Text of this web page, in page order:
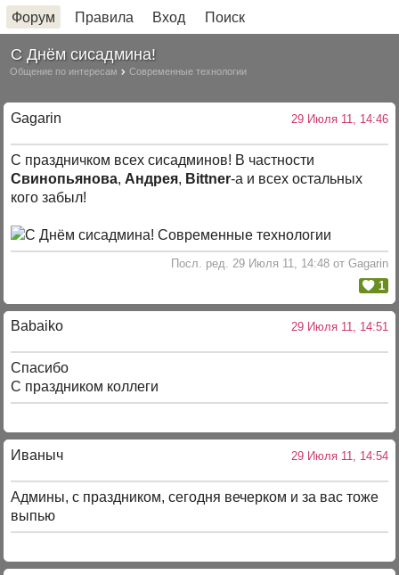
Форум Правила Вход Поиск
С Днём сисадмина!
Общение по интересам Современные технологии
Gagarin 29 Июля 11, 14:46
С праздничком всех сисадминов! В частности
Свинопьянова, Андрея, Bittner-а и всех остальных
кого забыл!
Посл. ред. 29 Июля 11, 14:48 от Gagarin
1
Babaiko 29 Июля 11, 14:51
Спасибо
С праздником коллеги
Иваныч 29 Июля 11, 14:54
Админы, с праздником, сегодня вечерком и за вас тоже
выпью